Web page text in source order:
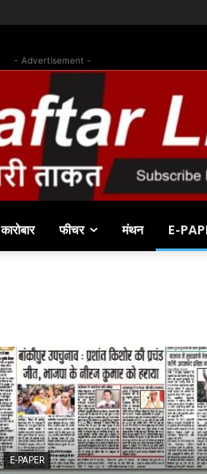
- Advertisement -
कारोबार फीचर मंथन E-
E-PAPER